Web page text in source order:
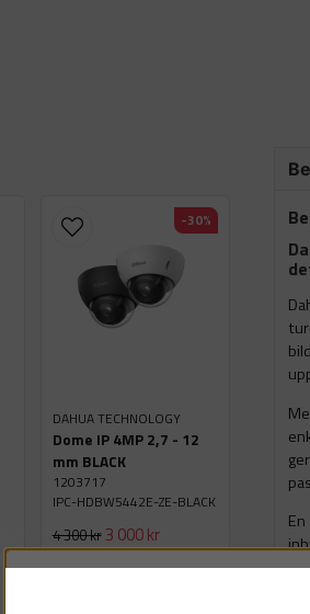
DAHUA TECHNOLOGY
Dome IP 4MP 2,7 - 12
mm BLACK
1203717
IPC-HDBW5442E-ZE-BLACK
4 300 kr 3 000 kr
-30%